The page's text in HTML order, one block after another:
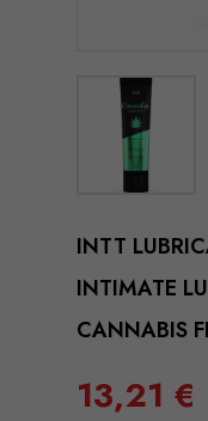
INTT
INTIMATE
CANNABIS
13,21 €